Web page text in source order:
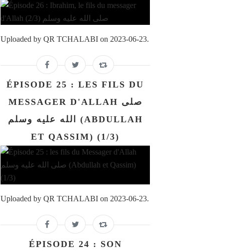
Uploaded by QR TCHALABI on 2023-06-23.
ÉPISODE 25 : LES FILS DU
MESSAGER D'ALLAH صلى
الله عليه وسلم (ABDULLAH
ET QASSIM) (1/3)
Uploaded by QR TCHALABI on 2023-06-23.
ÉPISODE 24 : SON